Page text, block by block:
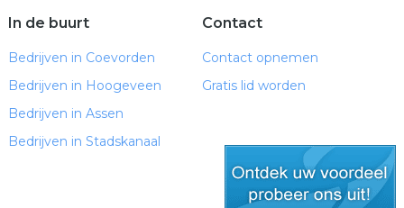
In de buurt
Bedrijven in Coevorden
Bedrijven in Hoogeveen
Bedrijven in Assen
Bedrijven in Stadskanaal
Contact
Contact opnemen
Gratis lid worden